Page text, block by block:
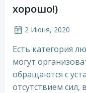
хорошо!)
2 Июня, 2020
Есть категория
могут
обращаются с
отсутствием сил,